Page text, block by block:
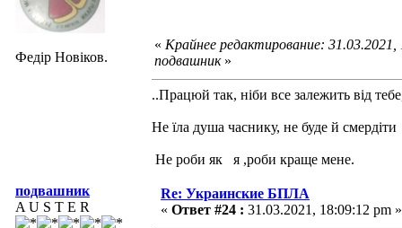
Федір Новіков.
« Крайнее редактирование:
подвашник»
..Працюй так, ніби все залежить від
Не їла душа часнику, не буде й смердіти
Не роби як я ,роби краще мене.
подвашник
A U S T E R
Re: Украинские БПЛА
« Ответ #24 : 31.03.2021, 18:09:12 pm »